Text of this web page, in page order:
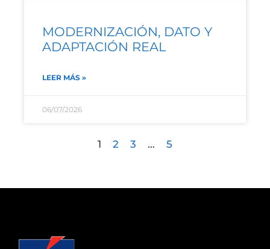
MODERNIZACIÓN, DATO Y
ADAPTACIÓN REAL
LEER MÁS »
06/07/2026
1 2 3 … 5